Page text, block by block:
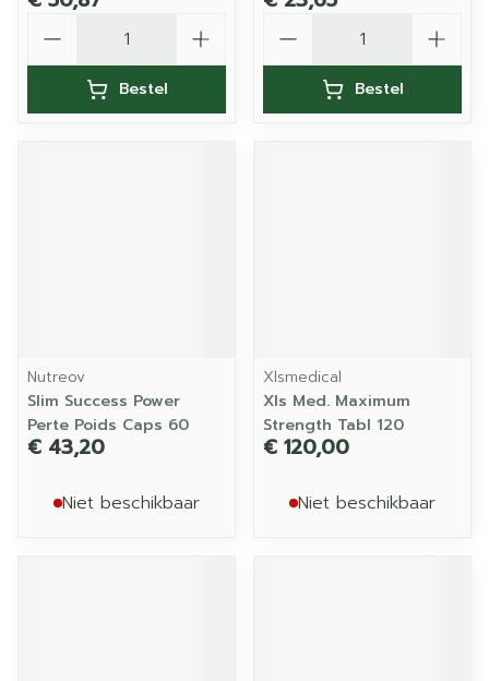
Bestel Bestel
Nutreov
Slim Success Power
Perte Poids Caps 60
€ 43,20
Niet beschikbaar
Xlsmedical
Xls Med. Maximum
Strength Tabl 120
€ 120,00
Niet beschikbaar